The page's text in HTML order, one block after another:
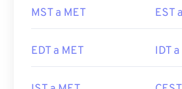
MST a MET EST
EDT a MET IDT